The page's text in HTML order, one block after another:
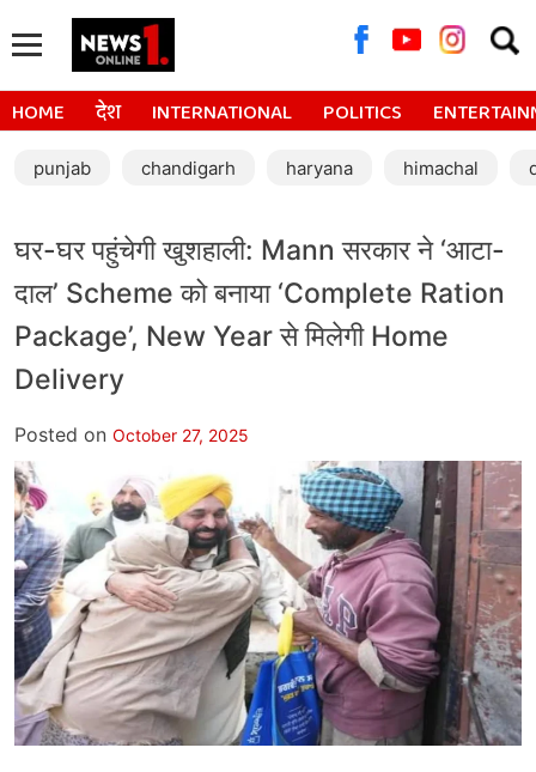
for:
HOME देश INTERNATIONAL POLITICS
punjab chandigarh haryana himachal
घर-घर पहुंचेगी खुशहाली: Mann सरकार ने ‘आटा-
दाल’ Scheme को बनाया ‘Complete Ration
Package’, New Year से मिलेगी Home
Delivery
Posted on October 27, 2025